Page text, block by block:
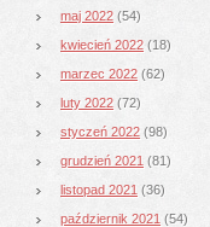
maj 2022 (54)
kwiecień 2022 (18)
marzec 2022 (62)
luty 2022 (72)
styczeń 2022 (98)
grudzień 2021 (81)
listopad 2021 (36)
październik 2021 (54)